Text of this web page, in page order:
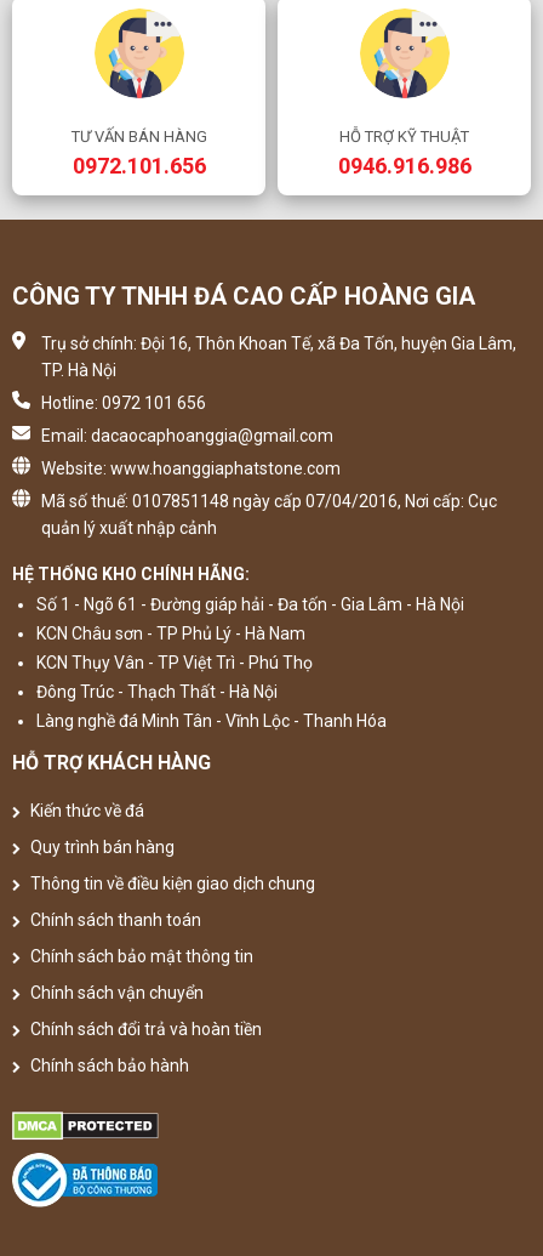
TƯ VẤN BÁN HÀNG
0972.101.656
HỖ TRỢ KỸ THUẬT
0946.916.986
CÔNG TY TNHH ĐÁ CAO CẤP HOÀNG GIA
Trụ sở chính: Đội 16, Thôn Khoan Tế, xã Đa Tốn, huyện Gia Lâm,
TP. Hà Nội
Hotline: 0972 101 656
Email: dacaocaphoanggia@gmail.com
Website: www.hoanggiaphatstone.com
Mã số thuế: 0107851148 ngày cấp 07/04/2016, Nơi cấp: Cục
quản lý xuất nhập cảnh
HỆ THỐNG KHO CHÍNH HÃNG:
Số 1 - Ngõ 61 - Đường giáp hải - Đa tốn - Gia Lâm - Hà Nội
KCN Châu sơn - TP Phủ Lý - Hà Nam
KCN Thụy Vân - TP Việt Trì - Phú Thọ
Đông Trúc - Thạch Thất - Hà Nội
Làng nghề đá Minh Tân - Vĩnh Lộc - Thanh Hóa
HỖ TRỢ KHÁCH HÀNG
Kiến thức về đá
Quy trình bán hàng
Thông tin về điều kiện giao dịch chung
Chính sách thanh toán
Chính sách bảo mật thông tin
Chính sách vận chuyển
Chính sách đổi trả và hoàn tiền
Chính sách bảo hành